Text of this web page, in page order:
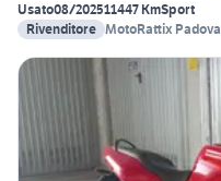
Usato08/202511447 KmSport
Rivenditore MotoRattix Padova